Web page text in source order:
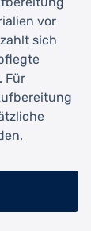
vor
sich
Für